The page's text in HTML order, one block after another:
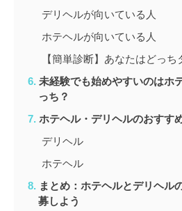
デリヘルが向いている人
ホテヘルが向いている人
【簡単診断】あなたはどっち
未経験でも始めやすいのはホ
っち？
ホテヘル・デリヘルのおすす
デリヘル
ホテヘル
まとめ：ホテヘルとデリヘル
募しよう